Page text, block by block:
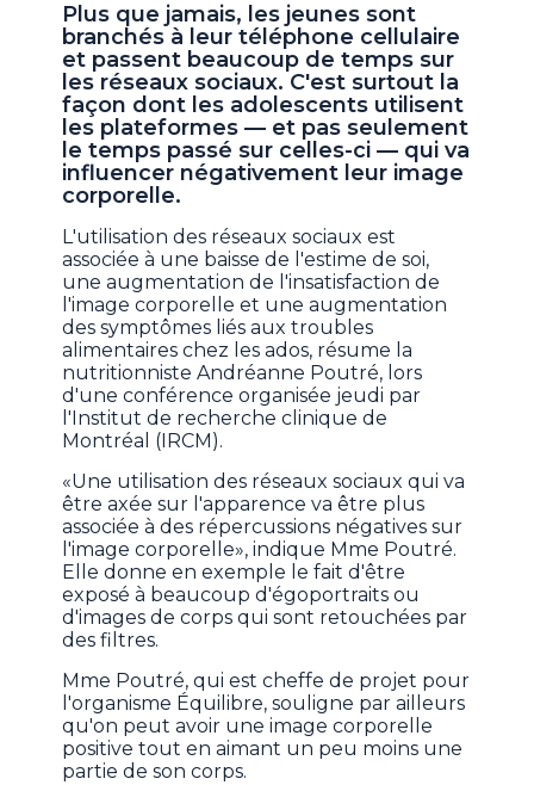
Plus que jamais, les jeunes sont
branchés à leur téléphone cellulaire
et passent beaucoup de temps sur
les réseaux sociaux. C'est surtout la
façon dont les adolescents utilisent
les plateformes — et pas seulement
le temps passé sur celles-ci — qui va
influencer négativement leur image
corporelle.
L'utilisation des réseaux sociaux est
associée à une baisse de l'estime de soi,
une augmentation de l'insatisfaction de
l'image corporelle et une augmentation
des symptômes liés aux troubles
alimentaires chez les ados, résume la
nutritionniste Andréanne Poutré, lors
d'une conférence organisée jeudi par
l'Institut de recherche clinique de
Montréal (IRCM).
«Une utilisation des réseaux sociaux qui va
être axée sur l'apparence va être plus
associée à des répercussions négatives sur
l'image corporelle», indique Mme Poutré.
Elle donne en exemple le fait d'être
exposé à beaucoup d'égoportraits ou
d'images de corps qui sont retouchées par
des filtres.
Mme Poutré, qui est cheffe de projet pour
l'organisme Équilibre, souligne par ailleurs
qu'on peut avoir une image corporelle
positive tout en aimant un peu moins une
partie de son corps.